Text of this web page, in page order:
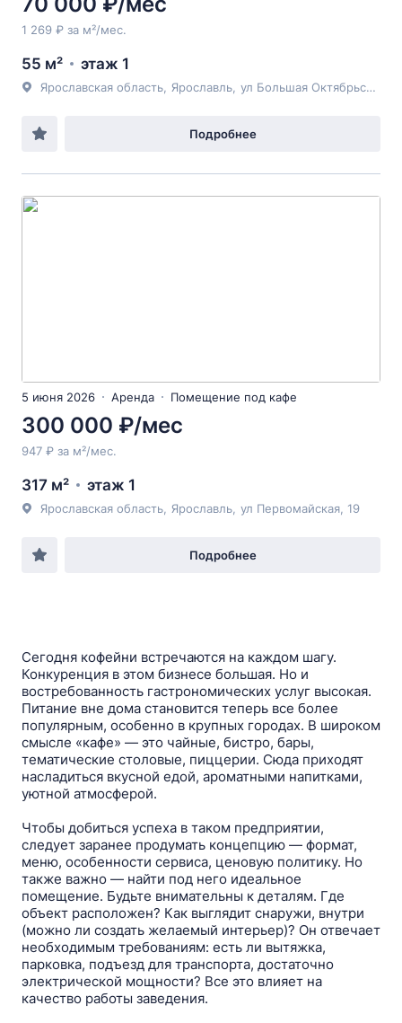
1 269 ₽ за м²/мес.
55 м² этаж 1
Ярославская область Ярославль ул Большая Октябрьская
Подробнее
5 июня 2026 Аренда Помещение под кафе
300 000 ₽/мес
947 ₽ за м²/мес.
317 м² этаж 1
Ярославская область Ярославль ул Первомайская , 19
Подробнее
Сегодня кофейни встречаются на каждом шагу.
Конкуренция в этом бизнесе большая. Но и
востребованность гастрономических услуг высокая.
Питание вне дома становится теперь все более
популярным, особенно в крупных городах. В широком
смысле «кафе» — это чайные, бистро, бары,
тематические столовые, пиццерии. Сюда приходят
насладиться вкусной едой, ароматными напитками,
уютной атмосферой.
Чтобы добиться успеха в таком предприятии,
следует заранее продумать концепцию — формат,
меню, особенности сервиса, ценовую политику. Но
также важно — найти под него идеальное
помещение. Будьте внимательны к деталям. Где
объект расположен? Как выглядит снаружи, внутри
(можно ли создать желаемый интерьер)? Он отвечает
необходимым требованиям: есть ли вытяжка,
парковка, подъезд для транспорта, достаточно
электрической мощности? Все это влияет на
качество работы заведения.